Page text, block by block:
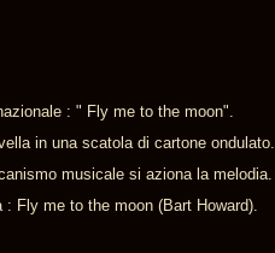
: " Fly me to the moon".
in una scatola di cartone ondulato.
musicale si aziona la melodia.
Fly me to the moon (Bart Howard).